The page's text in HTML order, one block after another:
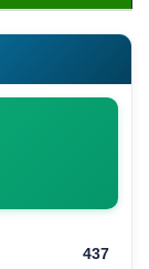
437